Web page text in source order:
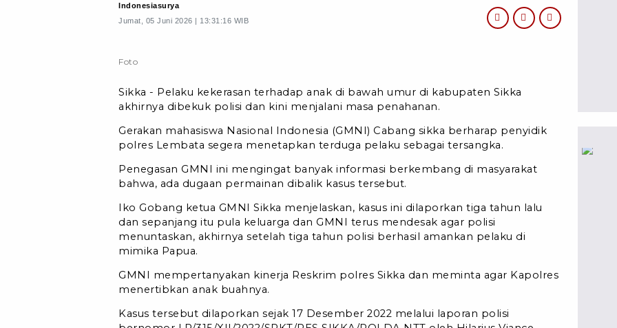
Indonesiasurya
Jumat, 05 Juni 2026 | 13:31:16 WIB
Foto
Sikka - Pelaku kekerasan terhadap anak di bawah umur di kabupaten Sikka
akhirnya dibekuk polisi dan kini menjalani masa penahanan.
Gerakan mahasiswa Nasional Indonesia (GMNI) Cabang sikka berharap penyidik
polres Lembata segera menetapkan terduga pelaku sebagai tersangka.
Penegasan GMNI ini mengingat banyak informasi berkembang di masyarakat
bahwa, ada dugaan permainan dibalik kasus tersebut.
Iko Gobang ketua GMNI Sikka menjelaskan, kasus ini dilaporkan tiga tahun lalu
dan sepanjang itu pula keluarga dan GMNI terus mendesak agar polisi
menuntaskan, akhirnya setelah tiga tahun polisi berhasil amankan pelaku di
mimika Papua.
GMNI mempertanyakan kinerja Reskrim polres Sikka dan meminta agar Kapolres
menertibkan anak buahnya.
Kasus tersebut dilaporkan sejak 17 Desember 2022 melalui laporan polisi